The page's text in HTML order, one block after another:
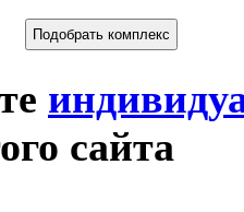
Подобрать комплекс
сайта